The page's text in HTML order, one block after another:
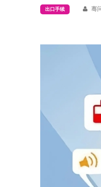
出口手续 骞